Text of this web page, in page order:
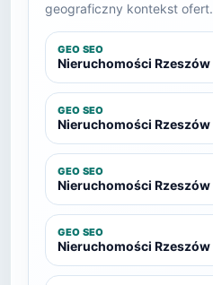
geograficzny kontekst ofert.
GEO SEO
Nieruchomości
GEO SEO
Nieruchomości
GEO SEO
Nieruchomości Rzeszów
GEO SEO
Nieruchomości Rzeszów